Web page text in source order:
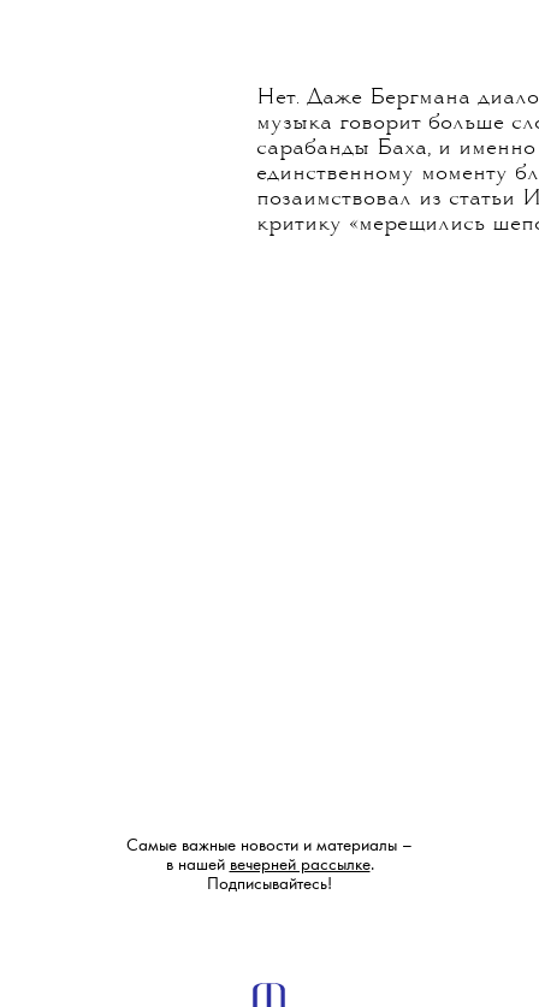
Нет. Даже Бергмана
музыка говорит больше
сарабанды Баха, и именно
единственному моменту
позаимствовал из статьи
критику «мерещились
Самые важные новости и материалы –
в нашей вечерней рассылке.
Подписывайтесь!